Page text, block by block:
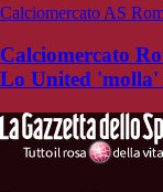
Calciomercato AS
Calciomercato
Lo United 'molla'